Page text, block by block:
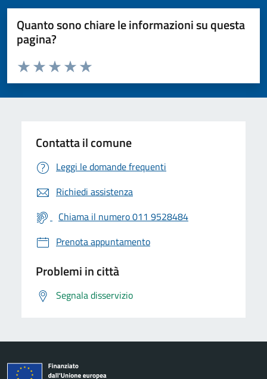
Quanto sono chiare le informazioni su questa
pagina?
Valuta da 1 a 5 stelle la pagina
Valuta 5 stelle su 5
Valuta 4 stelle su 5
Valuta 3 stelle su 5
Valuta 2 stelle su 5
Valuta 1 stelle su 5
Contatta il comune
Leggi le domande frequenti
Richiedi assistenza
Chiama il numero 011 9528484
Prenota appuntamento
Problemi in città
Segnala disservizio